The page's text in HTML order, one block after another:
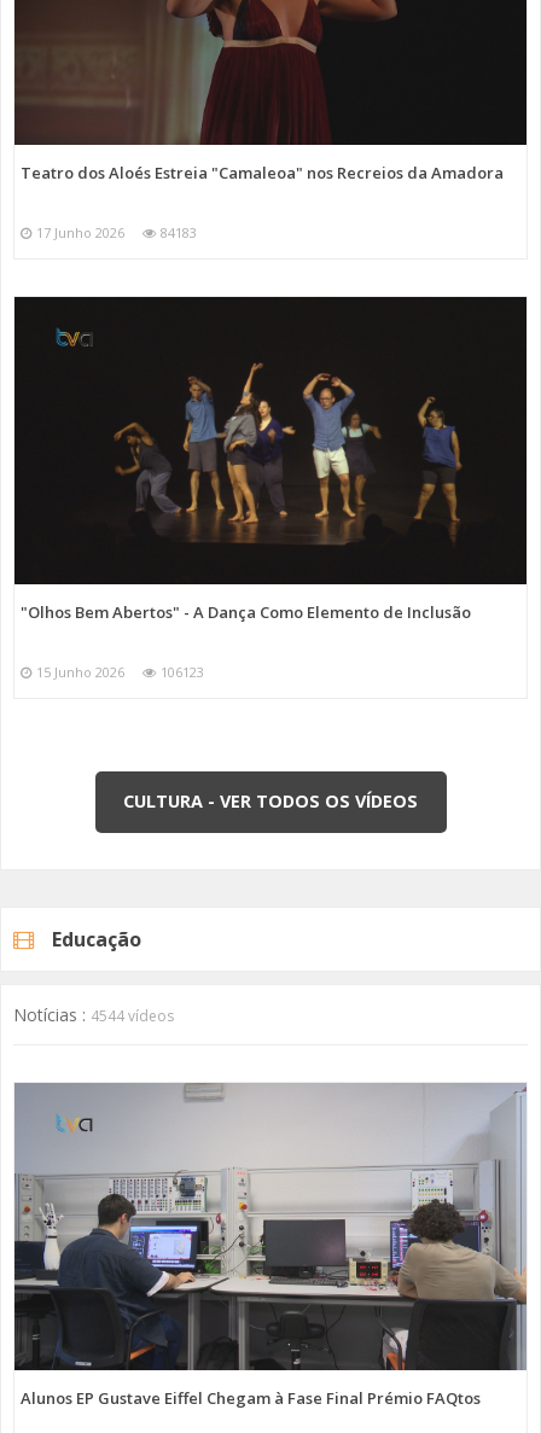
Teatro dos Aloés Estreia "Camaleoa" nos Recreios da Amadora
17 Junho 2026 84183
"Olhos Bem Abertos" - A Dança Como Elemento de Inclusão
15 Junho 2026 106123
CULTURA - VER TODOS OS VÍDEOS
Educação
Notícias : 4544 vídeos
Alunos EP Gustave Eiffel Chegam à Fase Final Prémio FAQtos